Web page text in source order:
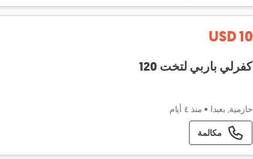
USD 10
كفرلي باربي لتخت 120
حازمية, بعبدا • منذ ٤ أيام
مكالمة